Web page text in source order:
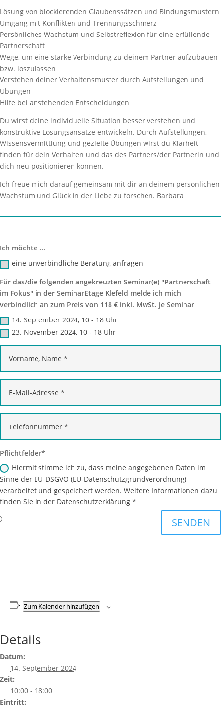
Lösung von blockierenden Glaubenssätzen und Bindungsmustern
Umgang mit Konflikten und Trennungsschmerz
Persönliches Wachstum und Selbstreflexion für eine erfüllende
Partnerschaft
Wege, um eine starke Verbindung zu deinem Partner aufzubauen
bzw. loszulassen
Verstehen deiner Verhaltensmuster durch Aufstellungen und
Übungen
Hilfe bei anstehenden Entscheidungen
Du wirst deine individuelle Situation besser verstehen und
konstruktive Lösungsansätze entwickeln. Durch Aufstellungen,
Wissensvermittlung und gezielte Übungen wirst du Klarheit
finden für dein Verhalten und das des Partners/der Partnerin und
dich neu positionieren können.
Ich freue mich darauf gemeinsam mit dir an deinem persönlichen
Wachstum und Glück in der Liebe zu forschen. Barbara
Ich möchte ...
eine unverbindliche Beratung anfragen
Für das/die folgenden angekreuzten Seminar(e) "Partnerschaft
im Fokus" in der SeminarEtage Klefeld melde ich mich
verbindlich an zum Preis von 118 € inkl. MwSt. je Seminar
14. September 2024, 10 - 18 Uhr
23. November 2024, 10 - 18 Uhr
Pflichtfelder
Hiermit stimme ich zu, dass meine angegebenen Daten im
Sinne der EU-DSGVO (EU-Datenschutzgrundverordnung)
verarbeitet und gespeichert werden. Weitere Informationen dazu
finden Sie in der Datenschutzerklärung *
SENDEN
Zum Kalender hinzufügen
Details
Datum:
14. September 2024
Zeit:
10:00 - 18:00
Eintritt: